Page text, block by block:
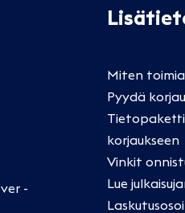
-
Miten
Pyydä
Tietopaketti
korjaukseen
Vinkit
Lue